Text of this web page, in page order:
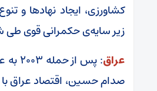
کشاورزی، ایجاد نهاد‌ها و
زیر سایه‌ی حکمرانی قوی
عراق
: پس
صدام حسین، اقتصاد عراق